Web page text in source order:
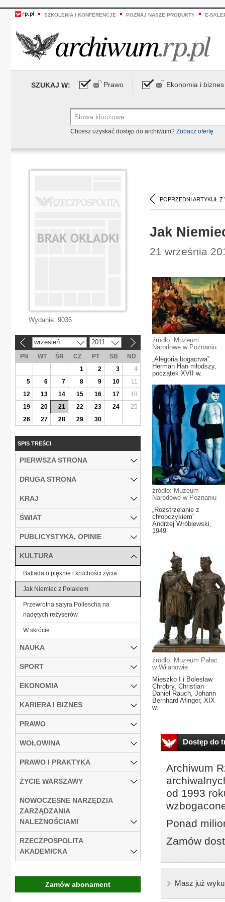
SZKOLENIA I KONFERENCJE POZNAJ NASZE PRODUKTY E-
SZUKAJ W: Prawo Ekonomia i biznes
Chcesz uzyskać dostęp do archiwum? Zobacz ofertę
POPRZEDNI ARTYKUŁ Z
Jak
21 września
źródło: Muzeum
Narodowe w Poznaniu
„Alegoria bogactwa”
Herman Han młodszy,
początek XVII w.
źródło: Muzeum
Narodowe w Poznaniu
„Rozstrzelanie z
chłopczykiem”
Andrzej Wróblewski,
1949
źródło: Muzeum Pałac
w Wilanowie
Mieszko I i Boleslaw
Chrobry, Christian
Daniel Rauch, Johann
Bernhard Afinger, XIX
w.
Dostęp do
Archiwum
od 1993
Ponad
Zamów
Masz już
Wydanie: 9036
wrzesień 2011
PN WT ŚR CZ PT SB
ND
1
2 3
4
5
6 7 8 9 10
11
12
13 14 15 16 17
18
19
20 21 22 23 24
25
26
27 28 29 30
SPIS TREŚCI
PIERWSZA STRONA
DRUGA STRONA
KRAJ
ŚWIAT
PUBLICYSTYKA, OPINIE
KULTURA
Ballada o pięknie i kruchości życia
Jak Niemiec z Polakiem
Przewrotna satyra Pollescha na
nadętych reżyserów
W skrócie
NAUKA
SPORT
EKONOMIA
KARIERA I BIZNES
PRAWO
WOŁOWINA
PRAWO I PRAKTYKA
ŻYCIE WARSZAWY
NOWOCZESNE NARZĘDZIA
ZARZĄDZANIA
NALEŻNOŚCIAMI
RZECZPOSPOLITA
AKADEMICKA
Zamów abonament